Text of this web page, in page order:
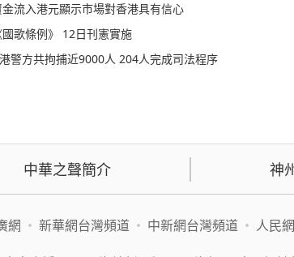
流入港元顯示市場對香港具有信心
歌條例》 12日刊憲實施
警方共拘捕近9000人 204人完成司法程序
中華之聲簡介 神
網 • 新華網台灣頻道 • 中新網台灣頻道 • 人民